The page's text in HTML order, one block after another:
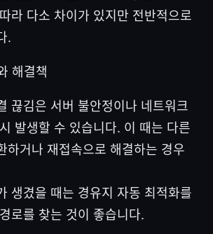
라 다소 차이가 있지만 전반적으로
.
해결책
끊김은 서버 불안정이나 네트워크
발생할 수 있습니다. 이 때는 다른
하거나 재접속으로 해결하는 경우
생겼을 때는 경유지 자동 최적화를
로를 찾는 것이 좋습니다.